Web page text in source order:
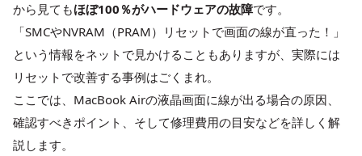
から見てもほぼ100％がハードウェアの故障です。
「SMCやNVRAM（PRAM）リセットで画面の線が直った！」
という情報をネットで見かけることもありますが、実際には
リセットで改善する事例はごくまれ。
ここでは、MacBook Airの液晶画面に線が出る場合の原因、
確認すべきポイント、そして修理費用の目安などを詳しく解
説します。